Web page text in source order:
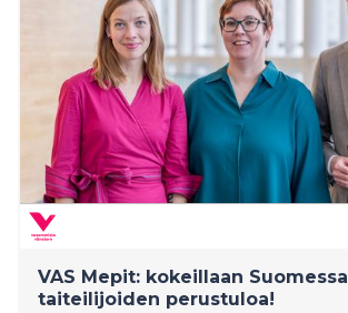
VAS Mepit: kokeillaan Suomessa
taiteilijoiden perustuloa!